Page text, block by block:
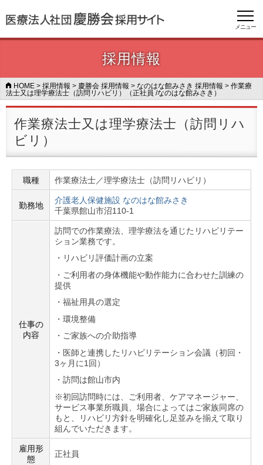
メニュー
採用情報
HOME > 採用情報 > 慶勝会 採用情報 > なのはな館みさき 採用情報 > 作業療
法士又は理学療法士（訪問リハビリ）（正社員 /なのはな館みさき）
作業療法士又は理学療法士（訪問リハ
ビリ）
職種 作業療法士／理学療法士（訪問リハビリ）
勤務地
介護老人保健施設 なのはな館みさき
千葉県館山市沼110-1
仕事の
内容
訪問での作業療法、理学療法を通じたリハビリテー
ション業務です。
・リハビリ評価計画の立案
・ご利用者の身体機能や動作能力に合わせた訓練の
提供
・福祉用具の選定
・環境整備
・ご家族への介助指導
・医師と連携したリハビリテーション会議（初回・
3ヶ月に1回）
・訪問は館山市内
※初回訪問時には、ご利用者、ケアマネージャー、
サービス事業所職員、場合によってはご家族同席の
もと、リハビリ方針を明確化し足並みを揃えて取り
組んでいただきます。
雇用形
態
正社員